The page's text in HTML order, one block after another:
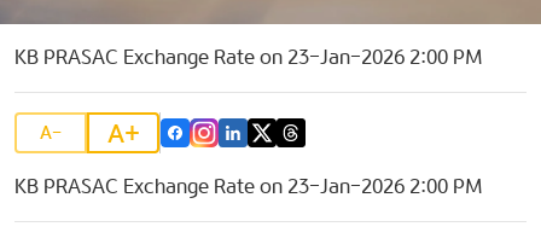
KB PRASAC Exchange Rate on 23-Jan-2026 2:00 PM
A- A+
KB PRASAC Exchange Rate on 23-Jan-2026 2:00 PM